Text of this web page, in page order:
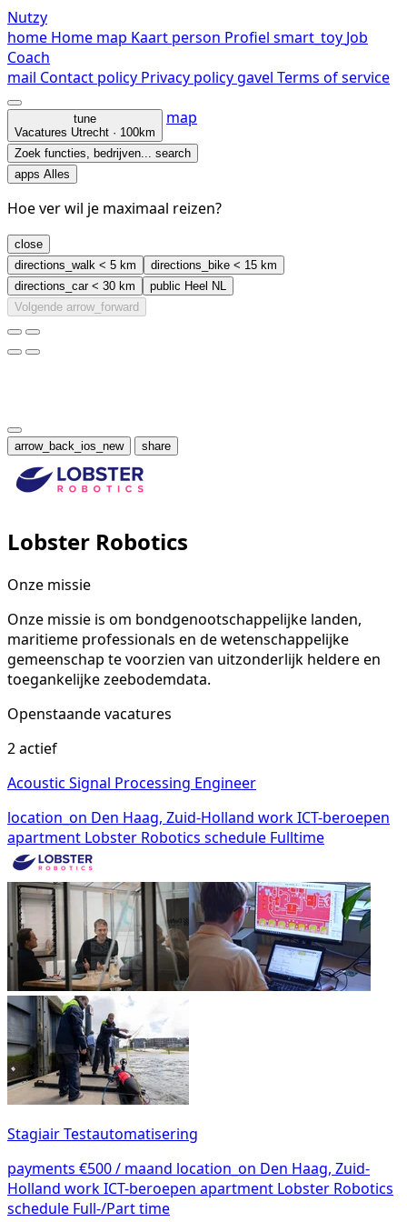
Nutzy
home Home map Kaart person Profiel smart_toy Job
Coach
mail Contact policy Privacy policygavel Terms of service
tune
Vacatures Utrecht · 100km
map
Zoek functies, bedrijven... search
apps Alles
Hoe ver wil je maximaal reizen?
close
directions_walk < 5 km directions_bike < 15 km
directions_car< 30 km public Heel NL
Volgende arrow_forward
arrow_back_ios_new share
Lobster Robotics
Onze missie
Onze missie is om bondgenootschappelijke landen,
maritieme professionals en de wetenschappelijke
gemeenschap te voorzien van uitzonderlijk heldere en
toegankelijke zeebodemdata.
Openstaande vacatures
2 actief
Acoustic Signal Processing Engineer
location_on Den Haag, Zuid-Holland workICT-beroepen
apartment Lobster Robotics schedule Fulltime
Stagiair Testautomatisering
payments €500 / maand location_on Den Haag, Zuid-
Holland workICT-beroepen apartment Lobster Robotics
schedule Full-/Part time